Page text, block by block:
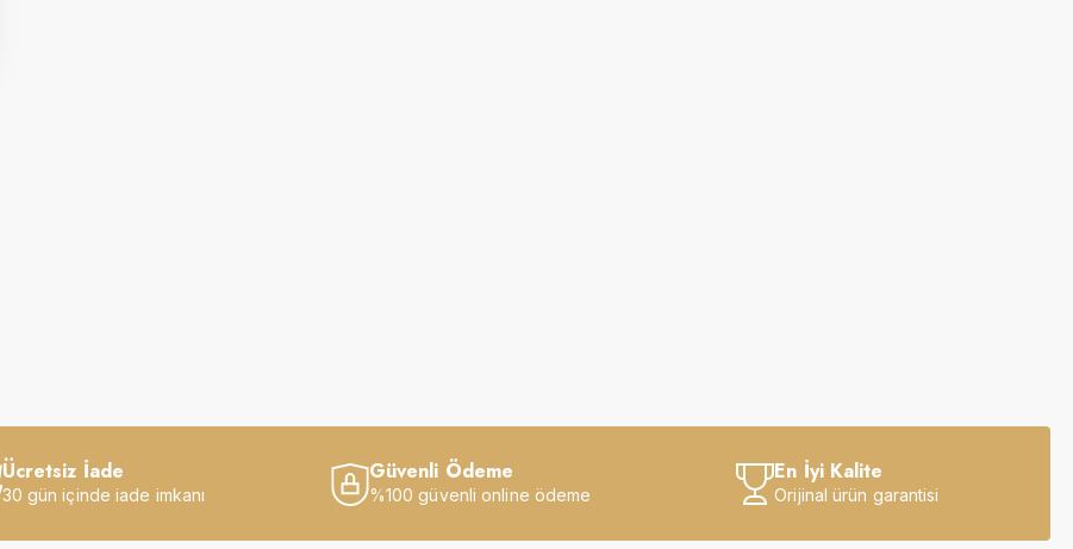
Ücretsiz İade
30 gün içinde iade imkanı
Güvenli Ödeme
%100 güvenli online ödeme
En İyi Kalite
Orijinal ürün garantisi